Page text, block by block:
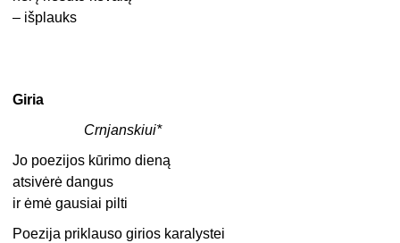
– išplauks
Giria
Crnjanskiui*
Jo poezijos kūrimo dieną
atsivėrė dangus
ir ėmė gausiai pilti
Poezija priklauso girios karalystei